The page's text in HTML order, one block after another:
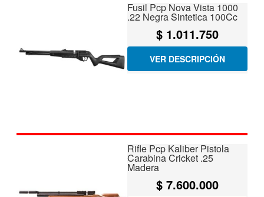
Fusil Pcp Nova Vista 1000
.22 Negra Sintetica 100Cc
$1.011.750
VER DESCRIPCIÓN
Rifle Pcp Kaliber Pistola
Carabina Cricket .25
Madera
$7.600.000